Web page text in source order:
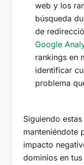
web y los
búsqueda
de
Google
rankings en
identificar
problema
Siguiendo
manteniéndote
impacto
dominios en